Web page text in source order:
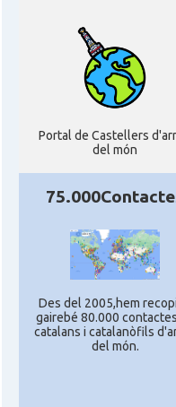
Portal de Castellers
del món
Des del 2005,hem
gairebé 80.000
catalans i catalanòfils
del món.